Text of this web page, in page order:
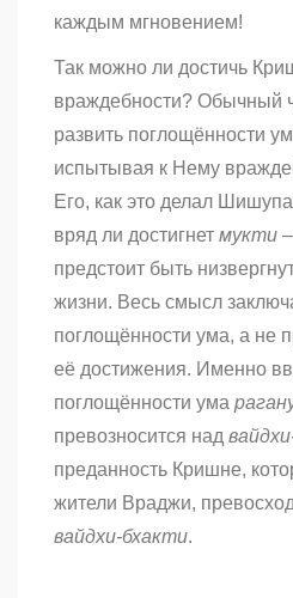
каждым мгновением!
Так можно ли достичь
враждебности? Обычный
развить поглощённости
испытывая к Нему
Его, как это делал
вряд ли достигнет мукти
предстоит быть
жизни. Весь смысл
поглощённости ума, а не
её достижения. Именно
поглощённости ума
превозносится над
преданность Кришне,
жители Враджи,
вайдхи-бхакти.